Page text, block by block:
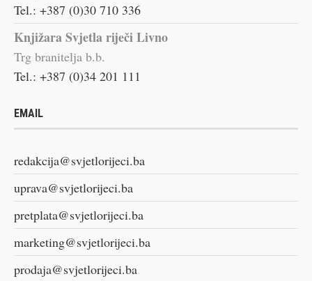
Tel.: +387 (0)30 710 336
Knjižara Svjetla riječi Livno
Trg branitelja b.b.
Tel.: +387 (0)34 201 111
EMAIL
redakcija@svjetlorijeci.ba
uprava@svjetlorijeci.ba
pretplata@svjetlorijeci.ba
marketing@svjetlorijeci.ba
prodaja@svjetlorijeci.ba